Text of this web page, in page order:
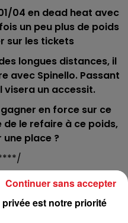
04 en dead heat avec
un peu plus de poids
sur les tickets
longues distances, il
avec Spinello. Passant
visera un accessit.
en force sur ce
le refaire à ce poids,
place ?
Omer - Trot - 14 h :
2 - 6 - 5est notre priorité
Continuer sans accepter